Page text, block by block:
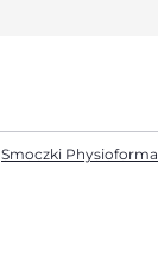
Smoczki Physioforma